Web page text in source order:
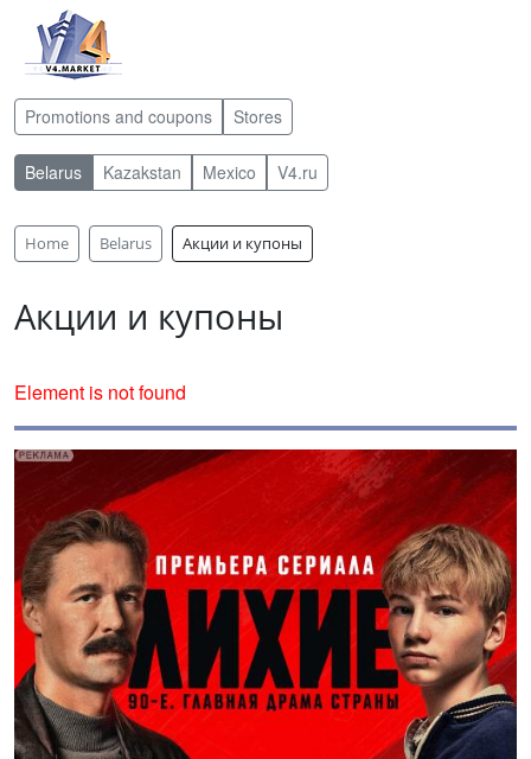
Promotions and coupons Stores
Belarus Kazakstan Mexico V4.ru
Home Belarus Акции и купоны
Акции и купоны
Element is not found